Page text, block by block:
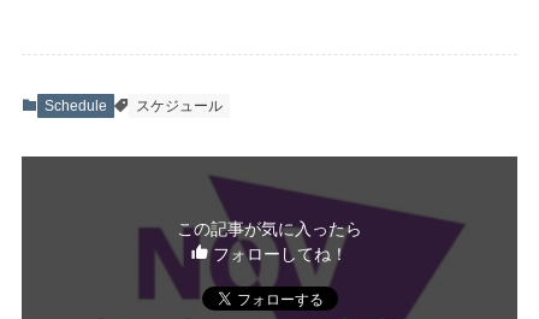
Schedule スケジュール
この記事が気に入ったら
フォローしてね！